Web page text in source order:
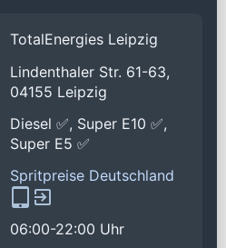
TotalEnergies Leipzig
Lindenthaler Str. 61-63,
04155 Leipzig
Diesel ✅, Super E10 ✅,
Super E5 ✅
Spritpreise Deutschland
06:00-22:00 Uhr